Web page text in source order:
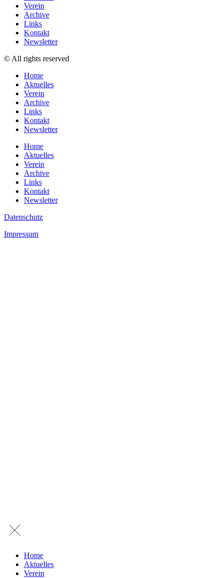
Verein
Archive
Links
Kontakt
Newsletter
© All rights reserved
Home
Aktuelles
Verein
Archive
Links
Kontakt
Newsletter
Home
Aktuelles
Verein
Archive
Links
Kontakt
Newsletter
Datenschutz
Impressum
Home
Aktuelles
Verein